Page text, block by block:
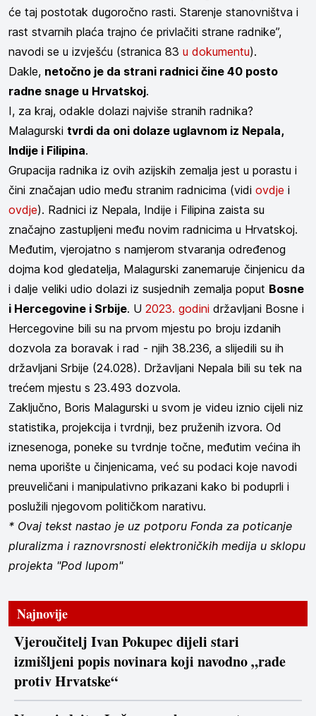
će taj postotak dugoročno rasti. Starenje stanovništva i
rast stvarnih plaća trajno će privlačiti strane radnike”,
navodi se u izvješću (stranica 83 u dokumentu).
Dakle, netočno je da strani radnici čine 40 posto
radne snage u Hrvatskoj.
I, za kraj, odakle dolazi najviše stranih radnika?
Malagurski tvrdi da oni dolaze uglavnom iz Nepala,
Indije i Filipina.
Grupacija radnika iz ovih azijskih zemalja jest u porastu i
čini značajan udio među stranim radnicima (vidi ovdje i
ovdje). Radnici iz Nepala, Indije i Filipina zaista su
značajno zastupljeni među novim radnicima u Hrvatskoj.
Međutim, vjerojatno s namjerom stvaranja određenog
dojma kod gledatelja, Malagurski zanemaruje činjenicu da
i dalje veliki udio dolazi iz susjednih zemalja poput Bosne
i Hercegovine i Srbije. U 2023. godini državljani Bosne i
Hercegovine bili su na prvom mjestu po broju izdanih
dozvola za boravak i rad - njih 38.236, a slijedili su ih
državljani Srbije (24.028). Državljani Nepala bili su tek na
trećem mjestu s 23.493 dozvola.
Zaključno, Boris Malagurski u svom je videu iznio cijeli niz
statistika, projekcija i tvrdnji, bez pruženih izvora. Od
iznesenoga, poneke su tvrdnje točne, međutim većina ih
nema uporište u činjenicama, već su podaci koje navodi
preuveličani i manipulativno prikazani kako bi poduprli i
poslužili njegovom političkom narativu.
* Ovaj tekst nastao je uz potporu Fonda za poticanje
pluralizma i raznovrsnosti elektroničkih medija u sklopu
projekta "Pod lupom"
Najnovije
Vjeroučitelj Ivan Pokupec dijeli stari
izmišljeni popis novinara koji navodno „rade
protiv Hrvatske“